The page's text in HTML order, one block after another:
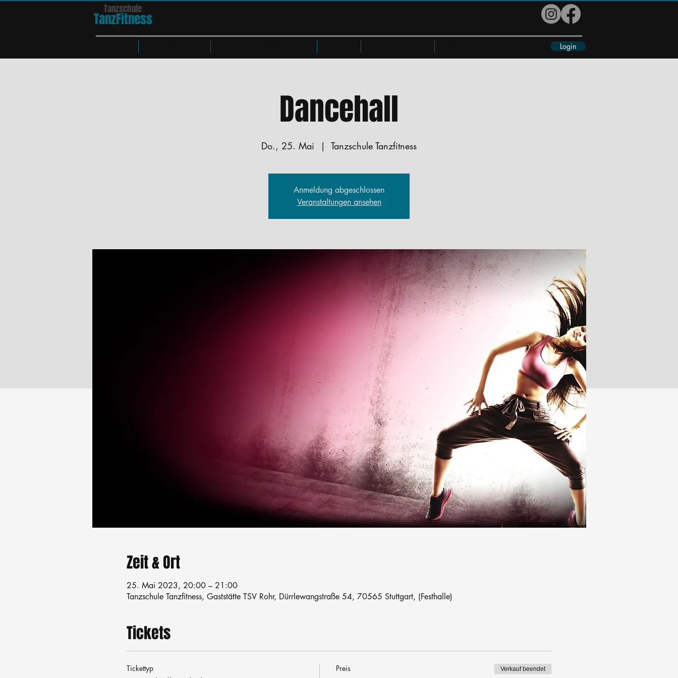
Tanzschule
TanzFitness
Login
Dancehall
Do., 25. Mai
  |
Tanzschule Tanzfitness
Anmeldung abgeschlossen
Veranstaltungen ansehen
Zeit & Ort
25. Mai 2023, 20:00 – 21:00
Tanzschule Tanzfitness, Gaststätte TSV Rohr, Dürrlewangstraße 54, 70565 Stuttgart, (Festhalle)
Tickets
Tickettyp Preis Verkauf beendet